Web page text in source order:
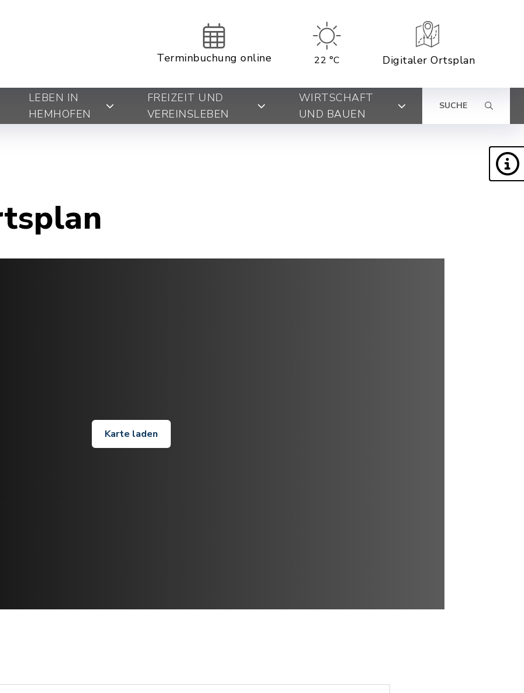
Terminbuchung online 22 °C Digitaler Ortsplan
LEBEN IN
HEMHOFEN
FREIZEIT UND
VEREINSLEBEN
WIRTSCHAFT
UND BAUEN
SUCHE
Karte laden